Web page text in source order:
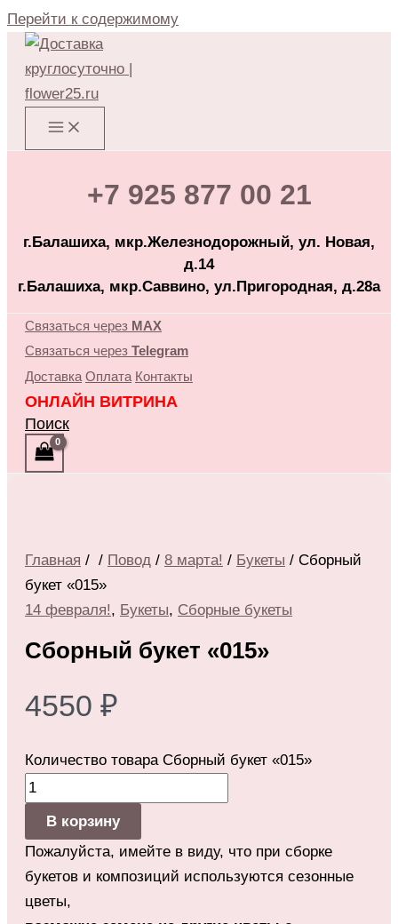
Перейти к содержимому
+7 925 877 00 21
г.Балашиха, мкр.Железнодорожный, ул. Новая,
д.14
г.Балашиха, мкр.Саввино, ул.Пригородная, д.28а
Связаться через MAX
Связаться через Telegram
Доставка Оплата Контакты
ОНЛАЙН ВИТРИНА
Поиск
Главная / / Повод / 8 марта! / Букеты / Сборный
букет «015»
14 февраля!, Букеты, Сборные букеты
Сборный букет «015»
4550 ₽
Количество товара Сборный букет «015»
В корзину
Пожалуйста, имейте в виду, что при сборке
букетов и композиций используются сезонные
цветы,